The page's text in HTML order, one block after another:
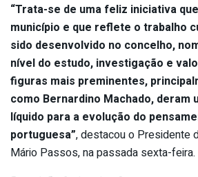
“Trata-se de uma feliz iniciativa
município e que reflete o trabalho
sido desenvolvido no concelho,
nível do estudo, investigação e
figuras mais preminentes,
como Bernardino Machado, deram
líquido para a evolução do
portuguesa”, destacou o Presidente
Mário Passos, na passada sexta-feira.